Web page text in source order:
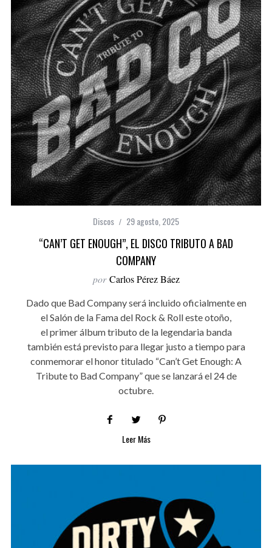
Discos 29 agosto, 2025
“CAN’T GET ENOUGH”, EL DISCO TRIBUTO A BAD
COMPANY
por Carlos Pérez Báez
Dado que Bad Company será incluido oficialmente en
el Salón de la Fama del Rock & Roll este otoño,
el primer álbum tributo de la legendaria banda
también está previsto para llegar justo a tiempo para
conmemorar el honor titulado “Can’t Get Enough: A
Tribute to Bad Company” que se lanzará el 24 de
octubre.
Leer Más